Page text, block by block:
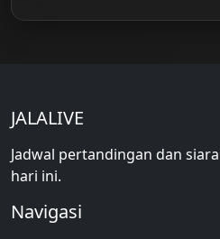
JALALIVE
Jadwal pertandingan dan
hari ini.
Navigasi